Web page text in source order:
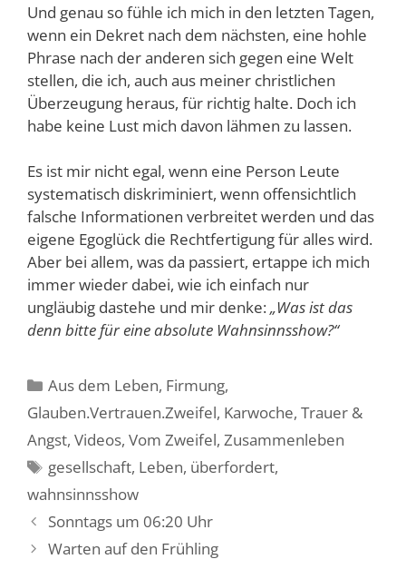
Und genau so fühle ich mich in den letzten Tagen,
wenn ein Dekret nach dem nächsten, eine hohle
Phrase nach der anderen sich gegen eine Welt
stellen, die ich, auch aus meiner christlichen
Überzeugung heraus, für richtig halte. Doch ich
habe keine Lust mich davon lähmen zu lassen.
Es ist mir nicht egal, wenn eine Person Leute
systematisch diskriminiert, wenn offensichtlich
falsche Informationen verbreitet werden und das
eigene Egoglück die Rechtfertigung für alles wird.
Aber bei allem, was da passiert, ertappe ich mich
immer wieder dabei, wie ich einfach nur
ungläubig dastehe und mir denke:„Was ist das
denn bitte für eine absolute Wahnsinnsshow?“
Kategorien
Aus dem Leben, Firmung,
Glauben.Vertrauen.Zweifel, Karwoche, Trauer &
Angst, Videos, Vom Zweifel, Zusammenleben
Schlagwörter
gesellschaft, Leben, überfordert,
wahnsinnsshow
Sonntags um 06:20 Uhr
Warten auf den Frühling